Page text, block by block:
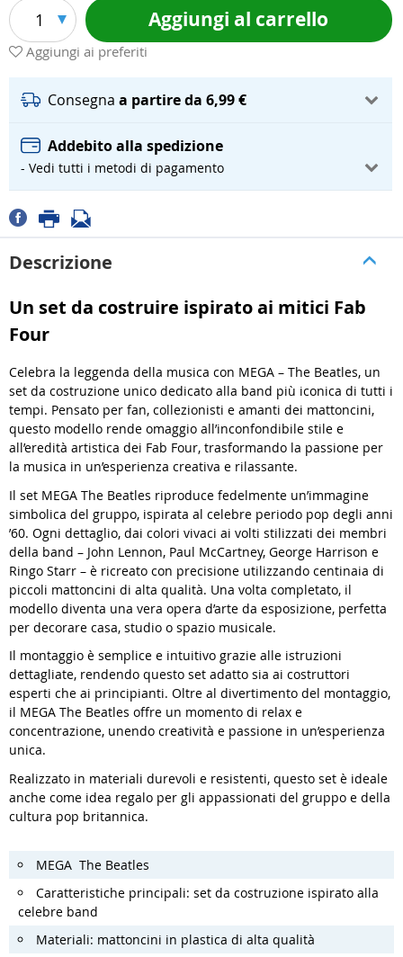
1 Aggiungi al carrello
Aggiungi ai preferiti
Consegna a partire da 6,99 €
Addebito alla spedizione
- Vedi tutti i metodi di pagamento
Descrizione
Un set da costruire ispirato ai mitici Fab
Four
Celebra la leggenda della musica con MEGA – The Beatles, un
set da costruzione unico dedicato alla band più iconica di tutti i
tempi. Pensato per fan, collezionisti e amanti dei mattoncini,
questo modello rende omaggio all’inconfondibile stile e
all’eredità artistica dei Fab Four, trasformando la passione per
la musica in un’esperienza creativa e rilassante.
Il set MEGA The Beatles riproduce fedelmente un’immagine
simbolica del gruppo, ispirata al celebre periodo pop degli anni
’60. Ogni dettaglio, dai colori vivaci ai volti stilizzati dei membri
della band – John Lennon, Paul McCartney, George Harrison e
Ringo Starr – è ricreato con precisione utilizzando centinaia di
piccoli mattoncini di alta qualità. Una volta completato, il
modello diventa una vera opera d’arte da esposizione, perfetta
per decorare casa, studio o spazio musicale.
Il montaggio è semplice e intuitivo grazie alle istruzioni
dettagliate, rendendo questo set adatto sia ai costruttori
esperti che ai principianti. Oltre al divertimento del montaggio,
il MEGA The Beatles offre un momento di relax e
concentrazione, unendo creatività e passione in un’esperienza
unica.
Realizzato in materiali durevoli e resistenti, questo set è ideale
anche come idea regalo per gli appassionati del gruppo e della
cultura pop britannica.
MEGA The Beatles
Caratteristiche principali: set da costruzione ispirato alla
celebre band
Materiali: mattoncini in plastica di alta qualità